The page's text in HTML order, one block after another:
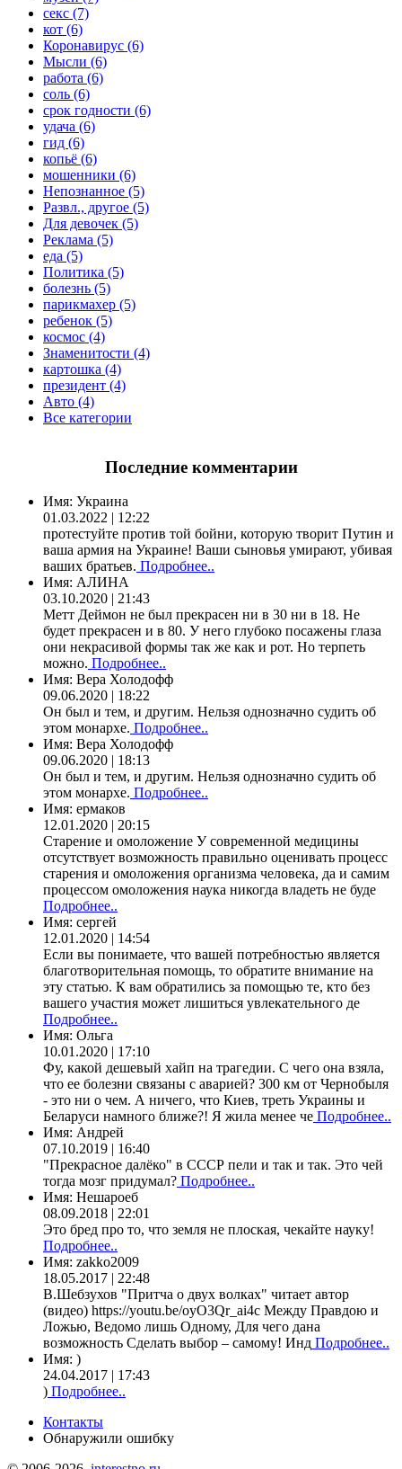
секс (7)
кот (6)
Коронавирус (6)
Мысли (6)
работа (6)
соль (6)
срок годности (6)
удача (6)
гид (6)
копьё (6)
мошенники (6)
Непознанное (5)
Развл., другое (5)
Для девочек (5)
Реклама (5)
еда (5)
Политика (5)
болезнь (5)
парикмахер (5)
ребенок (5)
космос (4)
Знаменитости (4)
картошка (4)
президент (4)
Авто (4)
Все категории
Последние комментарии
Имя: Украина
01.03.2022 | 12:22
протестуйте против той бойни, которую творит Путин и
ваша армия на Украине! Ваши сыновья умирают, убивая
ваших братьев. Подробнее..
Имя: АЛИНА
03.10.2020 | 21:43
Метт Деймон не был прекрасен ни в 30 ни в 18. Не
будет прекрасен и в 80. У него глубоко посажены глаза
они некрасивой формы так же как и рот. Но терпеть
можно. Подробнее..
Имя: Вера Холодофф
09.06.2020 | 18:22
Он был и тем, и другим. Нельзя однозначно судить об
этом монархе. Подробнее..
Имя: Вера Холодофф
09.06.2020 | 18:13
Он был и тем, и другим. Нельзя однозначно судить об
этом монархе. Подробнее..
Имя: ермаков
12.01.2020 | 20:15
Старение и омоложение У современной медицины
отсутствует возможность правильно оценивать процесс
старения и омоложения организма человека, да и самим
процессом омоложения наука никогда владеть не буде
Подробнее..
Имя: сергей
12.01.2020 | 14:54
Если вы понимаете, что вашей потребностью является
благотворительная помощь, то обратите внимание на
эту статью. К вам обратились за помощью те, кто без
вашего участия может лишиться увлекательного де
Подробнее..
Имя: Ольга
10.01.2020 | 17:10
Фу, какой дешевый хайп на трагедии. С чего она взяла,
что ее болезни связаны с аварией? 300 км от Чернобыля
- это ни о чем. А ничего, что Киев, треть Украины и
Беларуси намного ближе?! Я жила менее че Подробнее..
Имя: Андрей
07.10.2019 | 16:40
"Прекрасное далёко" в СССР пели и так и так. Это чей
тогда мозг придумал? Подробнее..
Имя: Нешароеб
08.09.2018 | 22:01
Это бред про то, что земля не плоская, чекайте науку!
Подробнее..
Имя: zakko2009
18.05.2017 | 22:48
В.Шебзухов "Притча о двух волках" читает автор
(видео) https://youtu.be/oyO3Qr_ai4c Между Правдою и
Ложью, Ведомо лишь Одному, Для чего дана
возможность Сделать выбор – самому! Инд Подробнее..
Имя: )
24.04.2017 | 17:43
) Подробнее..
Контакты
Обнаружили ошибку